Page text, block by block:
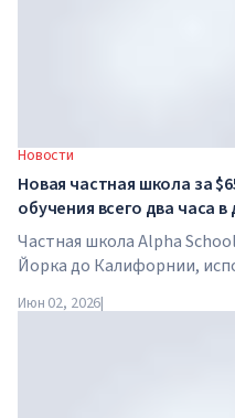
Новости
Новая частная школа за
обучения всего два часа в
Частная школа Alpha
Йорка до Калифорнии,
в день. В школе нет
Июн 02, 2026|